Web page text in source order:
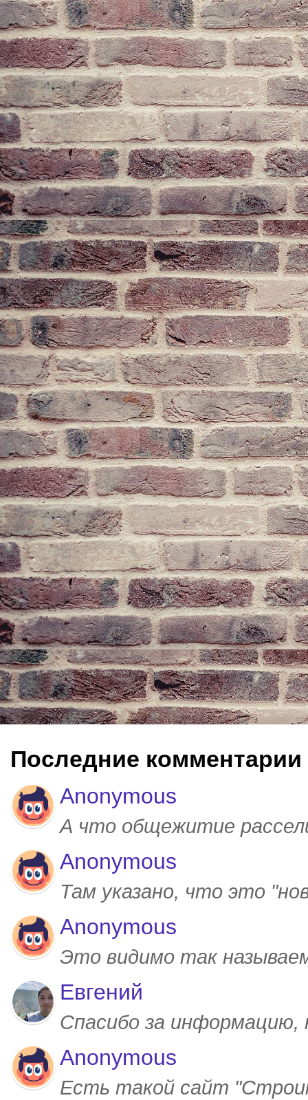
Последние комментарии
Anonymous
А что общежитие
Anonymous
Там указано, что это
Anonymous
Это видимо так
Евгений
Спасибо за
Anonymous
Есть такой сайт